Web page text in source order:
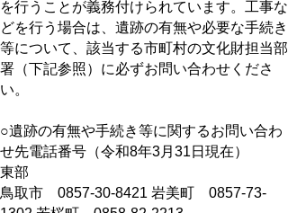
を行うことが義務付けられています。工事な
どを行う場合は、遺跡の有無や必要な手続き
等について、該当する市町村の文化財担当部
署（下記参照）に必ずお問い合わせくださ
い。
○遺跡の有無や手続き等に関するお問い合わ
せ先電話番号（令和8年3月31日現在）
東部
鳥取市 0857-30-8421 岩美町 0857-73-